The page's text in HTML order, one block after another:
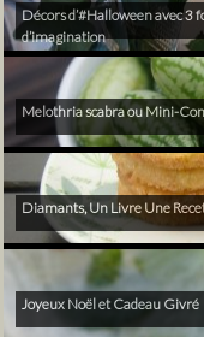
Décors d’#Halloween avec 3
d’imagination
Melothria scabra ou Mini-
Diamants, Un Livre Une
Joyeux Noël et Cadeau Givré